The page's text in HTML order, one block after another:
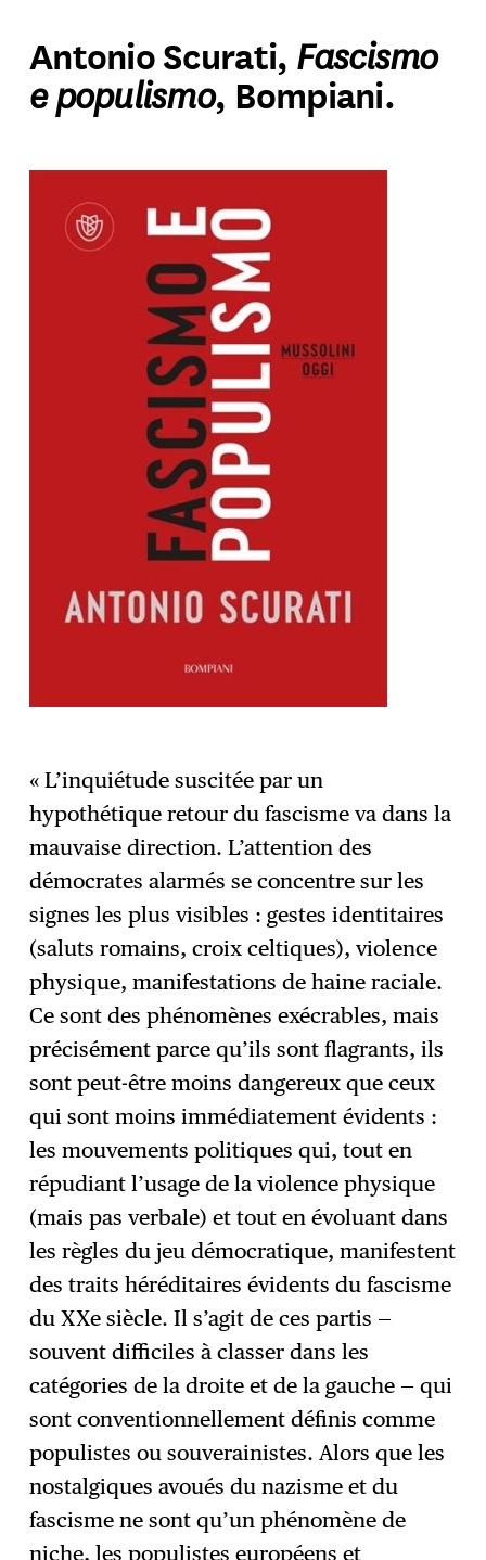
Antonio Scurati, Fascismo
e populismo, Bompiani.
« L’inquiétude suscitée par un
hypothétique retour du fascisme va dans la
mauvaise direction. L’attention des
démocrates alarmés se concentre sur les
signes les plus visibles : gestes identitaires
(saluts romains, croix celtiques), violence
physique, manifestations de haine raciale.
Ce sont des phénomènes exécrables, mais
précisément parce qu’ils sont flagrants, ils
sont peut-être moins dangereux que ceux
qui sont moins immédiatement évidents :
les mouvements politiques qui, tout en
répudiant l’usage de la violence physique
(mais pas verbale) et tout en évoluant dans
les règles du jeu démocratique, manifestent
des traits héréditaires évidents du fascisme
du XXe siècle. Il s’agit de ces partis —
souvent difficiles à classer dans les
catégories de la droite et de la gauche — qui
sont conventionnellement définis comme
populistes ou souverainistes. Alors que les
nostalgiques avoués du nazisme et du
fascisme ne sont qu’un phénomène de
niche, les populistes européens et